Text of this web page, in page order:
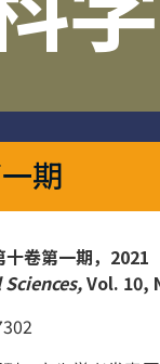
期
卷第一期，2021
Vol. 10,